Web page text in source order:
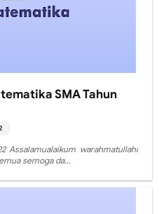
SMA Tahun
Assalamualaikum warahmatullahi
semoga da…